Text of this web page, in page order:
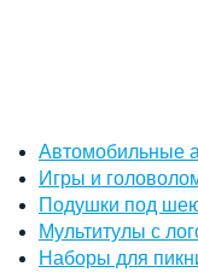
Автомобильные
Игры и
Подушки под
Мультитулы с
Наборы для